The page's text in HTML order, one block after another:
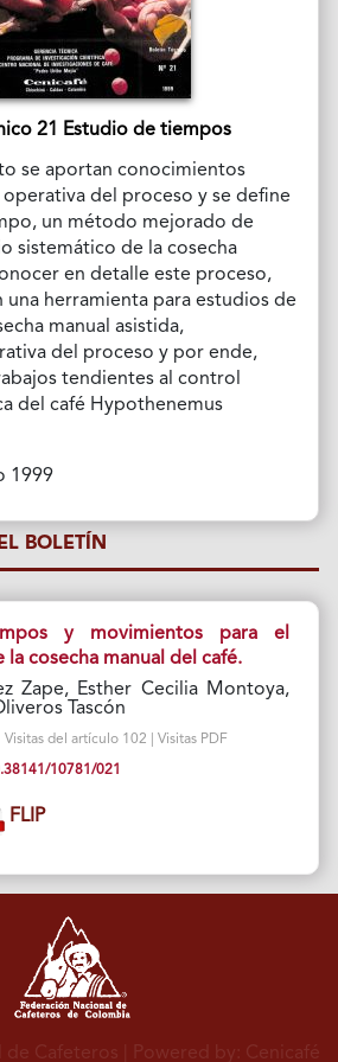
21 Estudio de tiempos
se aportan conocimientos
del proceso y se define
un método mejorado de
sistemático de la cosecha
en detalle este proceso,
herramienta para estudios de
manual asistida,
del proceso y por ende,
tendientes al control
del café Hypothenemus
1999
BOLETÍN
y movimientos para el
cosecha manual del café.
Zape, Esther Cecilia Montoya,
Tascón
del artículo 102 | Visitas PDF
10781/021
FLIP
de Cafeteros | Powered by: Cenicafé